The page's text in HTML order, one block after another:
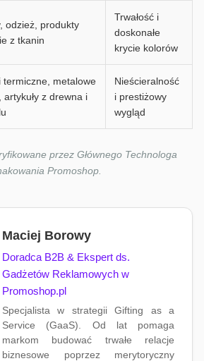
odzież, produkty
z tkanin
Trwałość i
doskonałe
krycie kolorów
termiczne, metalowe
artykuły z drewna i
Nieścieralność
i prestiżowy
wygląd
przez Głównego Technologa
Promoshop.
Maciej Borowy
Doradca B2B & Ekspert ds.
Gadżetów Reklamowych w
Promoshop.pl
Specjalista w strategii Gifting as a
Service (GaaS). Od lat pomaga
markom budować trwałe relacje
biznesowe poprzez merytoryczny